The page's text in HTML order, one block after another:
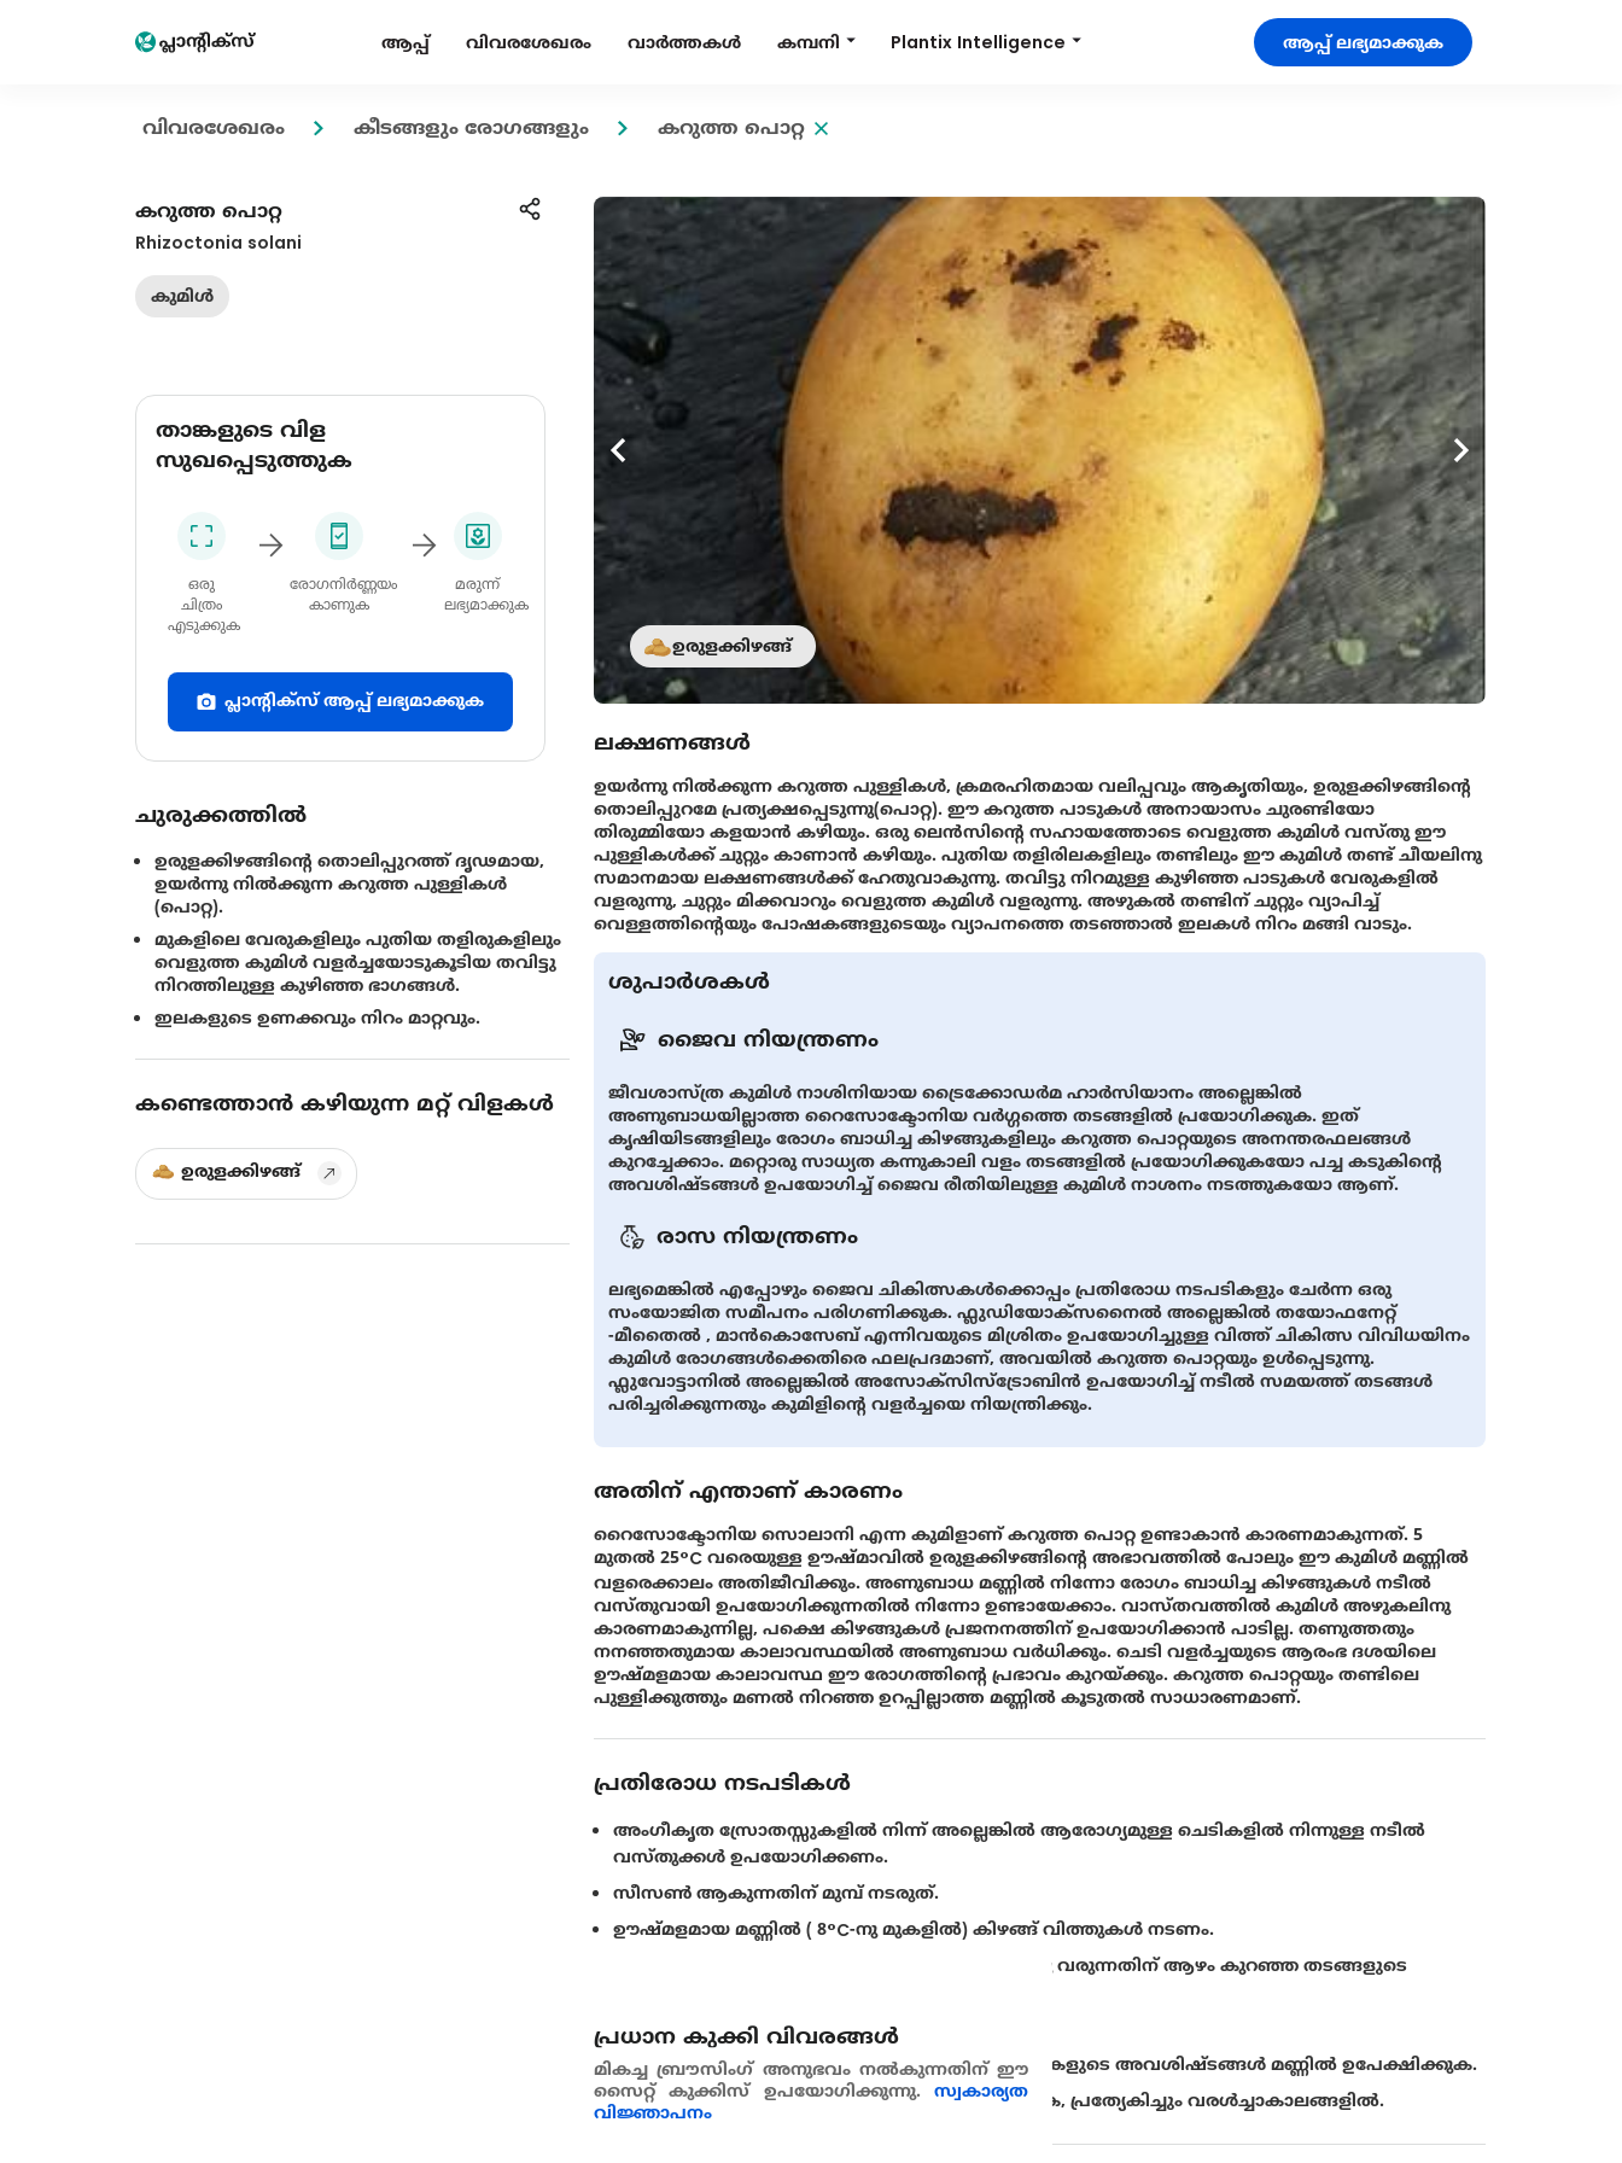
ആപ്പ് വിവരശേഖരം വാർത്തകൾ കമ്പനി Plantix Intelligence ആപ്പ് ലഭ്യമാക്കുക
വിവരശേഖരം കീടങ്ങളും രോഗങ്ങളും കറുത്ത പൊറ്റ
കറുത്ത പൊറ്റ
Rhizoctonia solani
കുമിൾ
താങ്കളുടെ വിള
സുഖപ്പെടുത്തുക
ഒരു
ചിത്രം
എടുക്കുക
രോഗനിർണ്ണയം
കാണുക
മരുന്ന്
ലഭ്യമാക്കുക
പ്ലാന്റിക്സ് ആപ്പ് ലഭ്യമാക്കുക
ചുരുക്കത്തിൽ
ഉരുളക്കിഴങ്ങിൻ്റെ തൊലിപ്പുറത്ത് ദൃഢമായ,
ഉയര്‍ന്നു നില്‍ക്കുന്ന കറുത്ത പുള്ളികള്‍
(പൊറ്റ).
മുകളിലെ വേരുകളിലും പുതിയ തളിരുകളിലും
വെളുത്ത കുമിൾ വളർച്ചയോടുകൂടിയ തവിട്ടു
നിറത്തിലുള്ള കുഴിഞ്ഞ ഭാഗങ്ങൾ.
ഇലകളുടെ ഉണക്കവും നിറം മാറ്റവും.
കണ്ടെത്താൻ കഴിയുന്ന മറ്റ് വിളകൾ
ഉരുളക്കിഴങ്ങ്
ഉരുളക്കിഴങ്ങ്
ലക്ഷണങ്ങൾ
ഉയര്‍ന്നു നില്‍ക്കുന്ന കറുത്ത പുള്ളികള്‍, ക്രമരഹിതമായ വലിപ്പവും ആകൃതിയും, ഉരുളക്കിഴങ്ങിന്റെ
തൊലിപ്പുറമേ പ്രത്യക്ഷപ്പെടുന്നു(പൊറ്റ). ഈ കറുത്ത പാടുകള്‍ അനായാസം ചുരണ്ടിയോ
തിരുമ്മിയോ കളയാന്‍ കഴിയും. ഒരു ലെന്‍സിന്റെ സഹായത്തോടെ വെളുത്ത കുമിള്‍ വസ്തു ഈ
പുള്ളികള്‍ക്ക് ചുറ്റും കാണാന്‍ കഴിയും. പുതിയ തളിരിലകളിലും തണ്ടിലും ഈ കുമിള്‍ തണ്ട് ചീയലിനു
സമാനമായ ലക്ഷണങ്ങള്‍ക്ക് ഹേതുവാകുന്നു. തവിട്ടു നിറമുള്ള കുഴിഞ്ഞ പാടുകള്‍ വേരുകളില്‍
വളരുന്നു, ചുറ്റും മിക്കവാറും വെളുത്ത കുമിള്‍ വളരുന്നു. അഴുകല്‍ തണ്ടിന് ചുറ്റും വ്യാപിച്ച്
വെള്ളത്തിന്റെയും പോഷകങ്ങളുടെയും വ്യാപനത്തെ തടഞ്ഞാല്‍ ഇലകള്‍ നിറം മങ്ങി വാടും.
ശുപാർശകൾ
ജൈവ നിയന്ത്രണം
ജീവശാസ്ത്ര കുമിള്‍ നാശിനിയായ ട്രൈക്കോഡര്‍മ ഹാര്‍സിയാനം അല്ലെങ്കില്‍
അണുബാധയില്ലാത്ത റൈസോക്ടോനിയ വര്‍ഗ്ഗത്തെ തടങ്ങളില്‍ പ്രയോഗിക്കുക. ഇത്
കൃഷിയിടങ്ങളിലും രോഗം ബാധിച്ച കിഴങ്ങുകളിലും കറുത്ത പൊറ്റയുടെ അനന്തരഫലങ്ങള്‍
കുറച്ചേക്കാം. മറ്റൊരു സാധ്യത കന്നുകാലി വളം തടങ്ങളില്‍ പ്രയോഗിക്കുകയോ പച്ച കടുകിന്റെ
അവശിഷ്ടങ്ങള്‍ ഉപയോഗിച്ച് ജൈവ രീതിയിലുള്ള കുമിള്‍ നാശനം നടത്തുകയോ ആണ്.
രാസ നിയന്ത്രണം
ലഭ്യമെങ്കിൽ എപ്പോഴും ജൈവ ചികിത്സകള്‍ക്കൊപ്പം പ്രതിരോധ നടപടികളും ചേര്‍ന്ന ഒരു
സംയോജിത സമീപനം പരിഗണിക്കുക. ഫ്ലുഡിയോക്സനൈല്‍ അല്ലെങ്കില്‍ തയോഫനേറ്റ്
-മീതൈല്‍ , മാന്‍കൊസേബ് എന്നിവയുടെ മിശ്രിതം ഉപയോഗിച്ചുള്ള വിത്ത് ചികിത്സ വിവിധയിനം
കുമിള്‍ രോഗങ്ങള്‍ക്കെതിരെ ഫലപ്രദമാണ്, അവയില്‍ കറുത്ത പൊറ്റയും ഉള്‍പ്പെടുന്നു.
ഫ്ലുവോട്ടാനില്‍ അല്ലെങ്കില്‍ അസോക്സിസ്ട്രോബിന്‍ ഉപയോഗിച്ച് നടീല്‍ സമയത്ത് തടങ്ങള്‍
പരിച്ചരിക്കുന്നതും കുമിളിന്റെ വളര്‍ച്ചയെ നിയന്ത്രിക്കും.
അതിന് എന്താണ് കാരണം
റൈസോക്ടോനിയ സൊലാനി എന്ന കുമിളാണ് കറുത്ത പൊറ്റ ഉണ്ടാകാന്‍ കാരണമാകുന്നത്. 5
മുതല്‍ 25°C വരെയുള്ള ഊഷ്മാവില്‍ ഉരുളക്കിഴങ്ങിന്റെ അഭാവത്തില്‍ പോലും ഈ കുമിള്‍ മണ്ണില്‍
വളരെക്കാലം അതിജീവിക്കും. അണുബാധ മണ്ണില്‍ നിന്നോ രോഗം ബാധിച്ച കിഴങ്ങുകള്‍ നടീല്‍
വസ്തുവായി ഉപയോഗിക്കുന്നതില്‍ നിന്നോ ഉണ്ടായേക്കാം. വാസ്തവത്തില്‍ കുമിള്‍ അഴുകലിനു
കാരണമാകുന്നില്ല, പക്ഷെ കിഴങ്ങുകള്‍ പ്രജനനത്തിന് ഉപയോഗിക്കാന്‍ പാടില്ല. തണുത്തതും
നനഞ്ഞതുമായ കാലാവസ്ഥയില്‍ അണുബാധ വര്‍ധിക്കും. ചെടി വളര്‍ച്ചയുടെ ആരംഭ ദശയിലെ
ഊഷ്മളമായ കാലാവസ്ഥ ഈ രോഗത്തിന്റെ പ്രഭാവം കുറയ്ക്കും. കറുത്ത പൊറ്റയും തണ്ടിലെ
പുള്ളിക്കുത്തും മണല്‍ നിറഞ്ഞ ഉറപ്പില്ലാത്ത മണ്ണില്‍ കൂടുതല്‍ സാധാരണമാണ്.
പ്രതിരോധ നടപടികൾ
അംഗീകൃത സ്രോതസ്സുകളില്‍ നിന്ന് അല്ലെങ്കില്‍ ആരോഗ്യമുള്ള ചെടികളില്‍ നിന്നുള്ള നടീല്‍
വസ്തുക്കള്‍ ഉപയോഗിക്കണം.
സീസണ്‍ ആകുന്നതിന് മുമ്പ് നടരുത്.
ഊഷ്മളമായ മണ്ണില്‍ ( 8°C-നു മുകളില്‍) കിഴങ്ങ് വിത്തുകള്‍ നടണം.
മണ്ണില്‍ നിന്ന് ആദ്യത്തെ ഇളം തളിരുകള്‍ പുറത്തു വരുന്നതിന് ആഴം കുറഞ്ഞ തടങ്ങളുടെ
മാറ്റകൃഷി പ്രയോഗിക്കുക.
വിളവെടുപ്പിനു ശേഷം രോഗബാധയില്ലാത്ത ചെടികളുടെ അവശിഷ്ടങ്ങള്‍ മണ്ണില്‍ ഉപേക്ഷിക്കുക.
ചെടികള്‍ക്ക് മതിയാംവണ്ണം ജലസേചനം നടത്തുക, പ്രത്യേകിച്ചും വരള്‍ച്ചാകാലങ്ങളില്‍.
പ്രധാന കുക്കി വിവരങ്ങള്‍
മികച്ച ബ്രൗസിംഗ് അനുഭവം നൽകുന്നതിന് ഈ
സൈറ്റ് കുക്കിസ് ഉപയോഗിക്കുന്നു. സ്വകാര്യത
വിജ്ഞാപനം